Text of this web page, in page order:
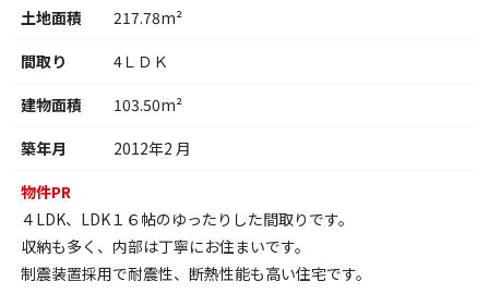
土地面積
217.78m²
間取り
4ＬＤＫ
建物面積
103.50m²
築年月
2012年2 月
物件PR
４LDK、LDK１６帖のゆったりした間取りです。
収納も多く、内部は丁寧にお住まいです。
制震装置採用で耐震性、断熱性能も高い住宅です。